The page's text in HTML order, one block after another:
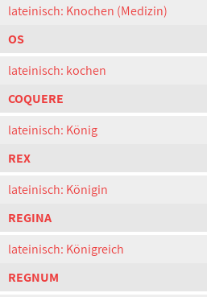
lateinisch: Knochen (Medizin)
OS
lateinisch: kochen
COQUERE
lateinisch: König
REX
lateinisch: Königin
REGINA
lateinisch: Königreich
REGNUM